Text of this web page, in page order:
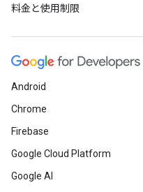
料金と使用制限
Android
Chrome
Firebase
Google Cloud Platform
Google AI